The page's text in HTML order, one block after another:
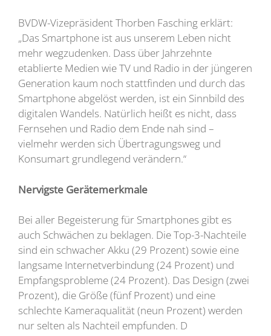
BVDW-Vizepräsident Thorben Fasching erklärt:
„Das Smartphone ist aus unserem Leben nicht
mehr wegzudenken. Dass über Jahrzehnte
etablierte Medien wie TV und Radio in der jüngeren
Generation kaum noch stattfinden und durch das
Smartphone abgelöst werden, ist ein Sinnbild des
digitalen Wandels. Natürlich heißt es nicht, dass
Fernsehen und Radio dem Ende nah sind –
vielmehr werden sich Übertragungsweg und
Konsumart grundlegend verändern.“
Nervigste Gerätemerkmale
Bei aller Begeisterung für Smartphones gibt es
auch Schwächen zu beklagen. Die Top-3-Nachteile
sind ein schwacher Akku (29 Prozent) sowie eine
langsame Internetverbindung (24 Prozent) und
Empfangsprobleme (24 Prozent). Das Design (zwei
Prozent), die Größe (fünf Prozent) und eine
schlechte Kameraqualität (neun Prozent) werden
nur selten als Nachteil empfunden. D